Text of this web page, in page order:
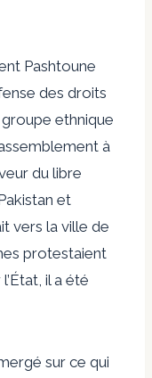
Pashtoune
des droits
ethnique
à
du libre
et
vers la ville de
protestaient
il a été
sur ce qui